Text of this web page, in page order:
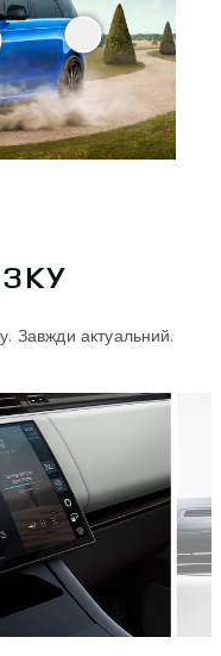
Завжди актуальний.